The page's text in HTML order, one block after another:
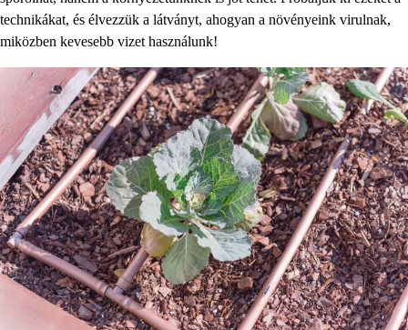
technikákat, és élvezzük a látványt, ahogyan a növényeink virulnak,
miközben kevesebb vizet használunk!